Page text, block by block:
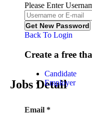
Jobs Detail
Please Enter
Back To Login
Create a free
Candidate
Employer
Email *